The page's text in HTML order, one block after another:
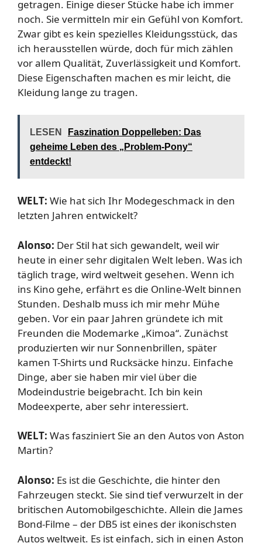
getragen. Einige dieser Stücke habe ich immer
noch. Sie vermitteln mir ein Gefühl von Komfort.
Zwar gibt es kein spezielles Kleidungsstück, das
ich herausstellen würde, doch für mich zählen
vor allem Qualität, Zuverlässigkeit und Komfort.
Diese Eigenschaften machen es mir leicht, die
Kleidung lange zu tragen.
LESEN
Faszination Doppelleben: Das
geheime Leben des „Problem-Pony“
entdeckt!
WELT: Wie hat sich Ihr Modegeschmack in den
letzten Jahren entwickelt?
Alonso: Der Stil hat sich gewandelt, weil wir
heute in einer sehr digitalen Welt leben. Was ich
täglich trage, wird weltweit gesehen. Wenn ich
ins Kino gehe, erfährt es die Online-Welt binnen
Stunden. Deshalb muss ich mir mehr Mühe
geben. Vor ein paar Jahren gründete ich mit
Freunden die Modemarke „Kimoa“. Zunächst
produzierten wir nur Sonnenbrillen, später
kamen T-Shirts und Rucksäcke hinzu. Einfache
Dinge, aber sie haben mir viel über die
Modeindustrie beigebracht. Ich bin kein
Modeexperte, aber sehr interessiert.
WELT: Was fasziniert Sie an den Autos von Aston
Martin?
Alonso: Es ist die Geschichte, die hinter den
Fahrzeugen steckt. Sie sind tief verwurzelt in der
britischen Automobilgeschichte. Allein die James
Bond-Filme – der DB5 ist eines der ikonischsten
Autos weltweit. Es ist einfach, sich in einen Aston